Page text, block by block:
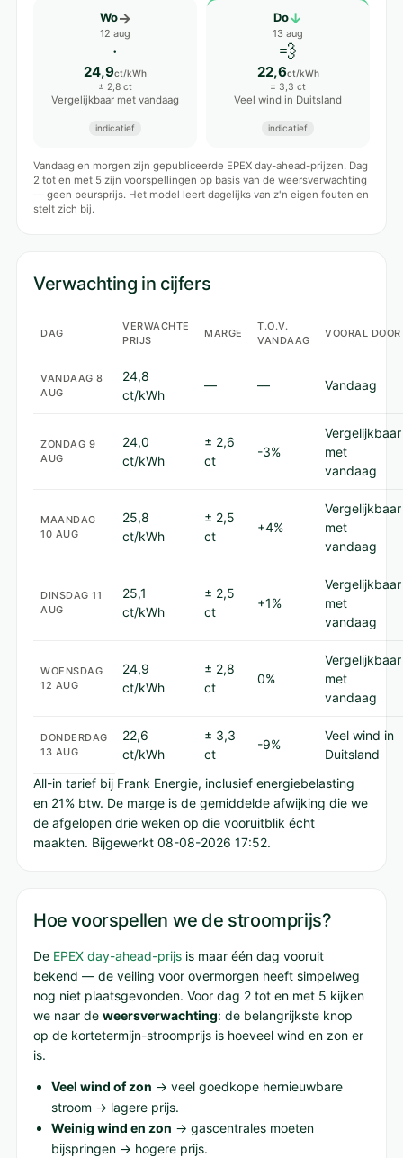
Wo→
12 aug
·
24,9ct/kWh
± 2,8 ct
Vergelijkbaar met vandaag
indicatief
Do↓
13 aug
💨
22,6ct/kWh
± 3,3 ct
Veel wind in Duitsland
indicatief
Vandaag en morgen zijn gepubliceerde EPEX day-ahead-prijzen. Dag
2 tot en met 5 zijn voorspellingen op basis van de weersverwachting
— geen beursprijs. Het model leert dagelijks van z'n eigen fouten en
stelt zich bij.
Verwachting in cijfers
DAG
VERWACHTE
PRIJS
MARGE
T.O.V.
VANDAAG
VOORAL DOOR
VANDAAG 8
AUG
24,8
ct/kWh
— — Vandaag
ZONDAG 9
AUG
24,0
ct/kWh
± 2,6
ct
-3%
Vergelijkbaar
met
vandaag
MAANDAG
10 AUG
25,8
ct/kWh
± 2,5
ct
+4%
Vergelijkbaar
met
vandaag
DINSDAG 11
AUG
25,1
ct/kWh
± 2,5
ct
+1%
Vergelijkbaar
met
vandaag
WOENSDAG
12 AUG
24,9
ct/kWh
± 2,8
ct
0%
Vergelijkbaar
met
vandaag
DONDERDAG
13 AUG
22,6
ct/kWh
± 3,3
ct
-9%
Veel wind in
Duitsland
All-in tarief bij Frank Energie, inclusief energiebelasting
en 21% btw. De marge is de gemiddelde afwijking die we
de afgelopen drie weken op die vooruitblik écht
maakten. Bijgewerkt 08-08-2026 17:52.
Hoe voorspellen we de stroomprijs?
De EPEX day-ahead-prijs is maar één dag vooruit
bekend — de veiling voor overmorgen heeft simpelweg
nog niet plaatsgevonden. Voor dag 2 tot en met 5 kijken
we naar de weersverwachting: de belangrijkste knop
op de kortetermijn-stroomprijs is hoeveel wind en zon er
is.
Veel wind of zon → veel goedkope hernieuwbare
stroom → lagere prijs.
Weinig wind en zon → gascentrales moeten
bijspringen → hogere prijs.